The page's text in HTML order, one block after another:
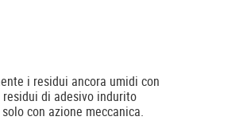
i residui ancora umidi con
di adesivo indurito
con azione meccanica.